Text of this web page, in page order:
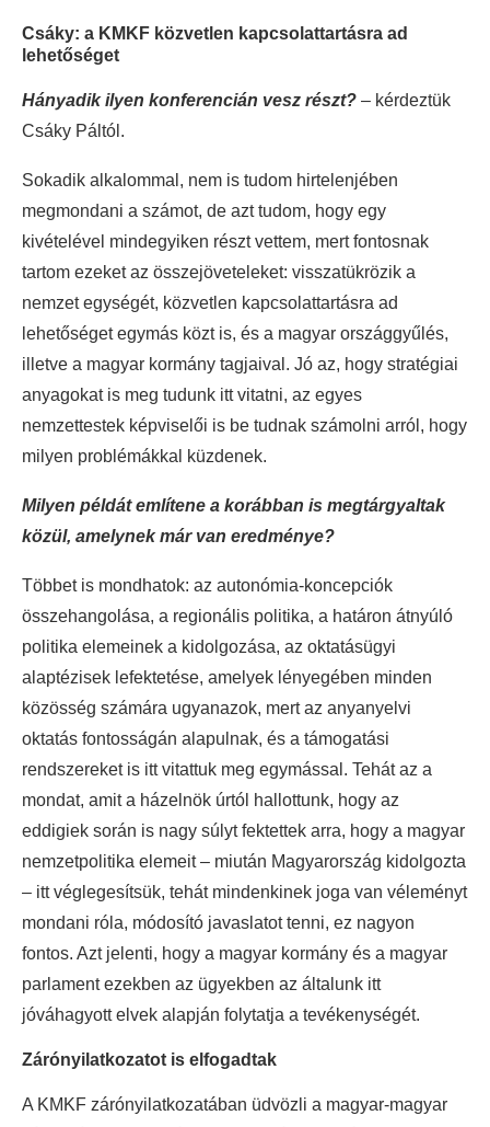
Csáky: a KMKF közvetlen kapcsolattartásra ad
lehetőséget
Hányadik ilyen konferencián vesz részt? – kérdeztük
Csáky Páltól.
Sokadik alkalommal, nem is tudom hirtelenjében
megmondani a számot, de azt tudom, hogy egy
kivételével mindegyiken részt vettem, mert fontosnak
tartom ezeket az összejöveteleket: visszatükrözik a
nemzet egységét, közvetlen kapcsolattartásra ad
lehetőséget egymás közt is, és a magyar országgyűlés,
illetve a magyar kormány tagjaival. Jó az, hogy stratégiai
anyagokat is meg tudunk itt vitatni, az egyes
nemzettestek képviselői is be tudnak számolni arról, hogy
milyen problémákkal küzdenek.
Milyen példát említene a korábban is megtárgyaltak
közül, amelynek már van eredménye?
Többet is mondhatok: az autonómia-koncepciók
összehangolása, a regionális politika, a határon átnyúló
politika elemeinek a kidolgozása, az oktatásügyi
alaptézisek lefektetése, amelyek lényegében minden
közösség számára ugyanazok, mert az anyanyelvi
oktatás fontosságán alapulnak, és a támogatási
rendszereket is itt vitattuk meg egymással. Tehát az a
mondat, amit a házelnök úrtól hallottunk, hogy az
eddigiek során is nagy súlyt fektettek arra, hogy a magyar
nemzetpolitika elemeit – miután Magyarország kidolgozta
– itt véglegesítsük, tehát mindenkinek joga van véleményt
mondani róla, módosító javaslatot tenni, ez nagyon
fontos. Azt jelenti, hogy a magyar kormány és a magyar
parlament ezekben az ügyekben az általunk itt
jóváhagyott elvek alapján folytatja a tevékenységét.
Zárónyilatkozatot is elfogadtak
A KMKF zárónyilatkozatában üdvözli a magyar-magyar